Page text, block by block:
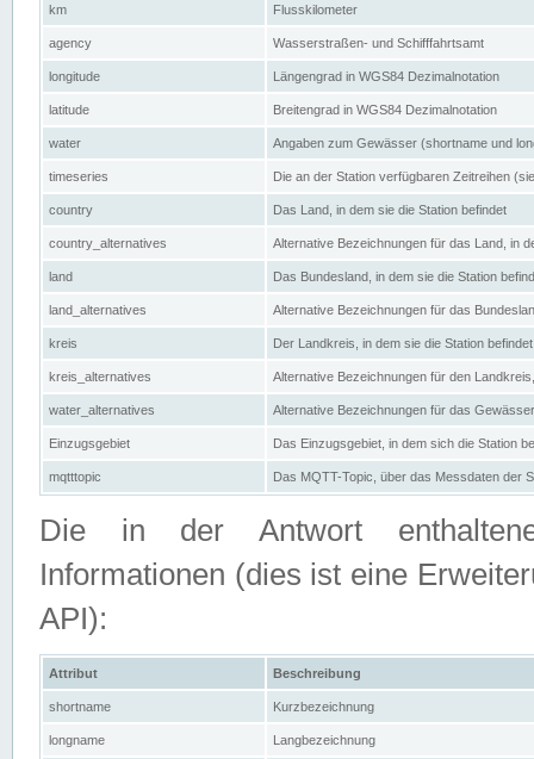
km Flusskilometer
agency Wasserstraßen- und Schifffahrtsamt
longitude Längengrad in WGS84 Dezimalnotation
latitude Breitengrad in WGS84 Dezimalnotation
water Angaben zum Gewässer (shortname und
timeseries Die an der Station verfügbaren Zeitreihen
country Das Land, in dem sie die Station befindet
country_alternatives Alternative Bezeichnungen für das Land, in
land Das Bundesland, in dem sie die Station
land_alternatives Alternative Bezeichnungen für das
kreis Der Landkreis, in dem sie die Station befindet
kreis_alternatives Alternative Bezeichnungen für den
water_alternatives Alternative Bezeichnungen für das
Einzugsgebiet Das Einzugsgebiet, in dem sich die Station
mqtttopic Das MQTT-Topic, über das Messdaten der
Die in der Antwort
Informationen (dies ist eine
API):
Attribut Beschreibung
shortname Kurzbezeichnung
longname Langbezeichnung